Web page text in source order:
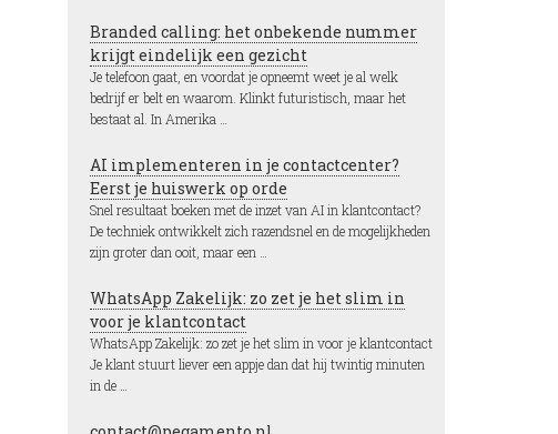
Branded calling: het onbekende nummer
krijgt eindelijk een gezicht
Je telefoon gaat, en voordat je opneemt weet je al welk
bedrijf er belt en waarom. Klinkt futuristisch, maar het
bestaat al. In Amerika …
AI implementeren in je contactcenter?
Eerst je huiswerk op orde
Snel resultaat boeken met de inzet van AI in klantcontact?
De techniek ontwikkelt zich razendsnel en de mogelijkheden
zijn groter dan ooit, maar een …
WhatsApp Zakelijk: zo zet je het slim in
voor je klantcontact
WhatsApp Zakelijk: zo zet je het slim in voor je klantcontact
Je klant stuurt liever een appje dan dat hij twintig minuten
in de …